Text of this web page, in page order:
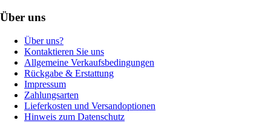
Über uns
Über uns?
Kontaktieren Sie uns
Allgemeine Verkaufsbedingungen
Rückgabe & Erstattung
Impressum
Zahlungsarten
Lieferkosten und Versandoptionen
Hinweis zum Datenschutz